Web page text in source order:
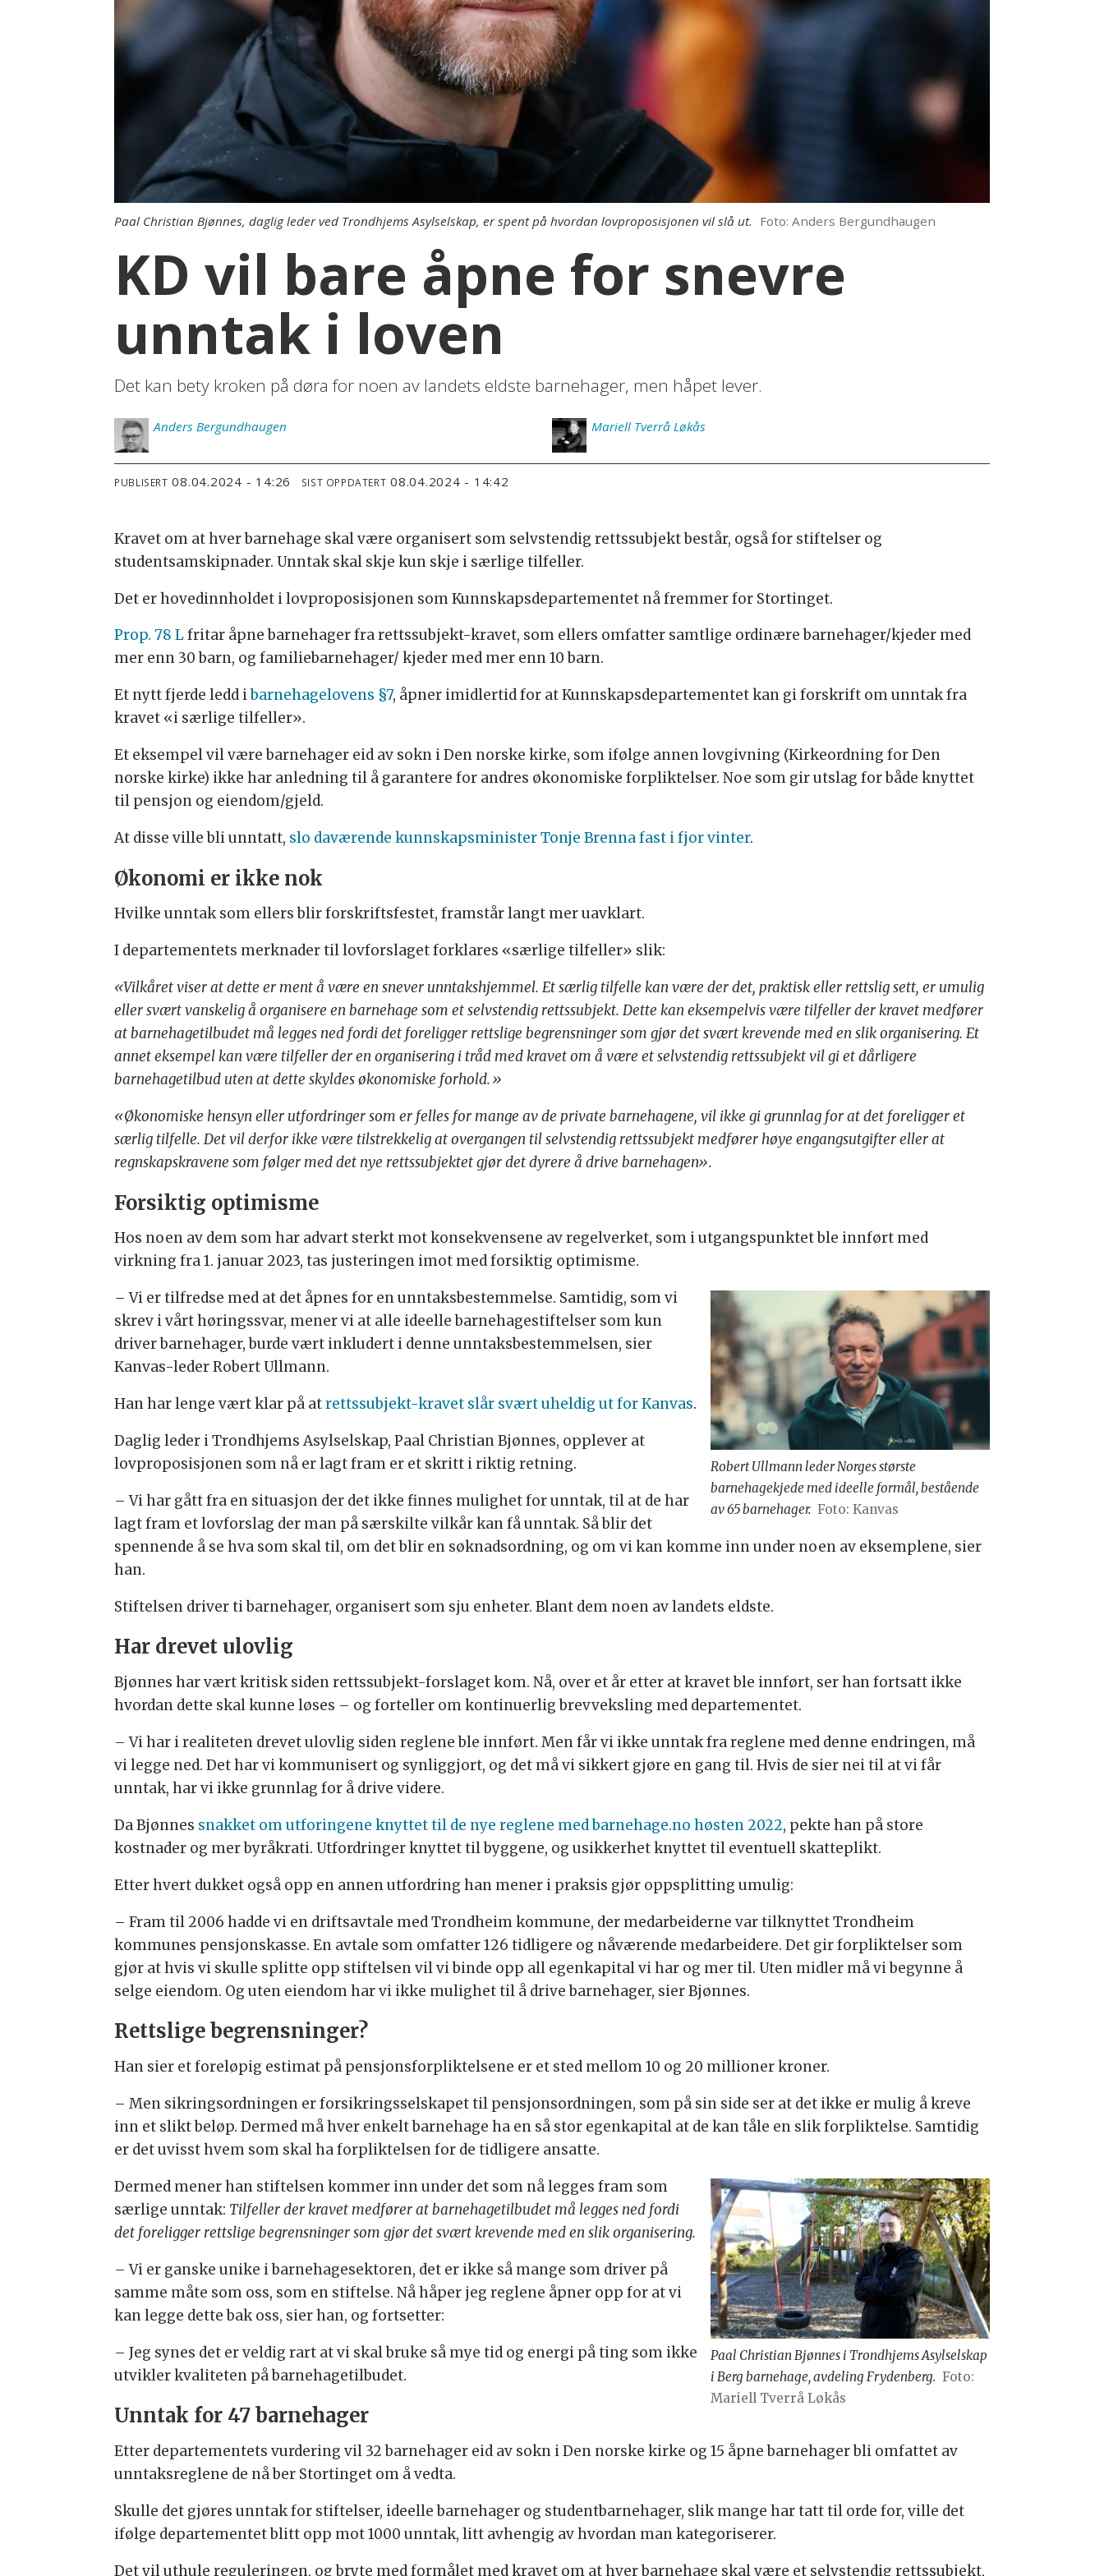
Paal Christian Bjønnes, daglig leder ved Trondhjems Asylselskap, er spent på hvordan lovproposisjonen vil slå ut. Foto: Anders Bergundhaugen
KD vil bare åpne for snevre
unntak i loven
Det kan bety kroken på døra for noen av landets eldste barnehager, men håpet lever.
Anders Bergundhaugen Mariell Tverrå Løkås
PUBLISERT 08.04.2024 - 14:26 SIST OPPDATERT 08.04.2024 - 14:42
Kravet om at hver barnehage skal være organisert som selvstendig rettssubjekt består, også for stiftelser og
studentsamskipnader. Unntak skal skje kun skje i særlige tilfeller.
Det er hovedinnholdet i lovproposisjonen som Kunnskapsdepartementet nå fremmer for Stortinget.
Prop. 78 Lfritar åpne barnehager fra rettssubjekt-kravet, som ellers omfatter samtlige ordinære barnehager/kjeder med
mer enn 30 barn, og familiebarnehager/ kjeder med mer enn 10 barn.
Et nytt fjerde ledd ibarnehagelovens §7, åpner imidlertid for at Kunnskapsdepartementet kan gi forskrift om unntak fra
kravet «i særlige tilfeller».
Et eksempel vil være barnehager eid av sokn i Den norske kirke, som ifølge annen lovgivning (Kirkeordning for Den
norske kirke) ikke har anledning til å garantere for andres økonomiske forpliktelser. Noe som gir utslag for både knyttet
til pensjon og eiendom/gjeld.
At disse ville bli unntatt, slo daværende kunnskapsminister Tonje Brenna fast i fjor vinter.
Økonomi er ikke nok
Hvilke unntak som ellers blir forskriftsfestet, framstår langt mer uavklart.
I departementets merknader til lovforslaget forklares «særlige tilfeller» slik:
«Vilkåret viser at dette er ment å være en snever unntakshjemmel. Et særlig tilfelle kan være der det, praktisk eller rettslig sett, er umulig
eller svært vanskelig å organisere en barnehage som et selvstendig rettssubjekt. Dette kan eksempelvis være tilfeller der kravet medfører
at barnehagetilbudet må legges ned fordi det foreligger rettslige begrensninger som gjør det svært krevende med en slik organisering. Et
annet eksempel kan være tilfeller der en organisering i tråd med kravet om å være et selvstendig rettssubjekt vil gi et dårligere
barnehagetilbud uten at dette skyldes økonomiske forhold.»
«Økonomiske hensyn eller utfordringer som er felles for mange av de private barnehagene, vil ikke gi grunnlag for at det foreligger et
særlig tilfelle. Det vil derfor ikke være tilstrekkelig at overgangen til selvstendig rettssubjekt medfører høye engangsutgifter eller at
regnskapskravene som følger med det nye rettssubjektet gjør det dyrere å drive barnehagen».
Forsiktig optimisme
Hos noen av dem som har advart sterkt mot konsekvensene av regelverket, som i utgangspunktet ble innført med
virkning fra 1. januar 2023, tas justeringen imot med forsiktig optimisme.
Robert Ullmann leder Norges største
barnehagekjede med ideelle formål, bestående
av 65 barnehager. Foto: Kanvas
– Vi er tilfredse med at det åpnes for en unntaksbestemmelse. Samtidig, som vi
skrev i vårt høringssvar, mener vi at alle ideelle barnehagestiftelser som kun
driver barnehager, burde vært inkludert i denne unntaksbestemmelsen, sier
Kanvas-leder Robert Ullmann.
Han har lenge vært klar på atrettssubjekt-kravet slår svært uheldig ut for Kanvas.
Daglig leder i Trondhjems Asylselskap, Paal Christian Bjønnes, opplever at
lovproposisjonen som nå er lagt fram er et skritt i riktig retning.
– Vi har gått fra en situasjon der det ikke finnes mulighet for unntak, til at de har
lagt fram et lovforslag der man på særskilte vilkår kan få unntak. Så blir det
spennende å se hva som skal til, om det blir en søknadsordning, og om vi kan komme inn under noen av eksemplene, sier
han.
Stiftelsen driver ti barnehager, organisert som sju enheter. Blant dem noen av landets eldste.
Har drevet ulovlig
Bjønnes har vært kritisk siden rettssubjekt-forslaget kom. Nå, over et år etter at kravet ble innført, ser han fortsatt ikke
hvordan dette skal kunne løses – og forteller om kontinuerlig brevveksling med departementet.
– Vi har i realiteten drevet ulovlig siden reglene ble innført. Men får vi ikke unntak fra reglene med denne endringen, må
vi legge ned. Det har vi kommunisert og synliggjort, og det må vi sikkert gjøre en gang til. Hvis de sier nei til at vi får
unntak, har vi ikke grunnlag for å drive videre.
Da Bjønnes snakket om utforingene knyttet til de nye reglene med barnehage.no høsten 2022, pekte han på store
kostnader og mer byråkrati. Utfordringer knyttet til byggene, og usikkerhet knyttet til eventuell skatteplikt.
Etter hvert dukket også opp en annen utfordring han mener i praksis gjør oppsplitting umulig:
– Fram til 2006 hadde vi en driftsavtale med Trondheim kommune, der medarbeiderne var tilknyttet Trondheim
kommunes pensjonskasse. En avtale som omfatter 126 tidligere og nåværende medarbeidere. Det gir forpliktelser som
gjør at hvis vi skulle splitte opp stiftelsen vil vi binde opp all egenkapital vi har og mer til. Uten midler må vi begynne å
selge eiendom. Og uten eiendom har vi ikke mulighet til å drive barnehager, sier Bjønnes.
Rettslige begrensninger?
Han sier et foreløpig estimat på pensjonsforpliktelsene er et sted mellom 10 og 20 millioner kroner.
– Men sikringsordningen er forsikringsselskapet til pensjonsordningen, som på sin side ser at det ikke er mulig å kreve
inn et slikt beløp. Dermed må hver enkelt barnehage ha en så stor egenkapital at de kan tåle en slik forpliktelse. Samtidig
er det uvisst hvem som skal ha forpliktelsen for de tidligere ansatte.
Paal Christian Bjønnes i Trondhjems Asylselskap
i Berg barnehage, avdeling Frydenberg. Foto:
Mariell Tverrå Løkås
Dermed mener han stiftelsen kommer inn under det som nå legges fram som
særlige unntak: Tilfeller der kravet medfører at barnehagetilbudet må legges ned fordi
det foreligger rettslige begrensninger som gjør det svært krevende med en slik organisering.
– Vi er ganske unike i barnehagesektoren, det er ikke så mange som driver på
samme måte som oss, som en stiftelse. Nå håper jeg reglene åpner opp for at vi
kan legge dette bak oss, sier han, og fortsetter:
– Jeg synes det er veldig rart at vi skal bruke så mye tid og energi på ting som ikke
utvikler kvaliteten på barnehagetilbudet.
Unntak for 47 barnehager
Etter departementets vurdering vil 32 barnehager eid av sokn i Den norske kirke og 15 åpne barnehager bli omfattet av
unntaksreglene de nå ber Stortinget om å vedta.
Skulle det gjøres unntak for stiftelser, ideelle barnehager og studentbarnehager, slik mange har tatt til orde for, ville det
ifølge departementet blitt opp mot 1000 unntak, litt avhengig av hvordan man kategoriserer.
Det vil uthule reguleringen, og bryte med formålet med kravet om at hver barnehage skal være et selvstendig rettssubjekt,